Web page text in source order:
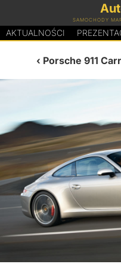
SAMOCHODY
AKTUALNOŚCI
Porsche 911